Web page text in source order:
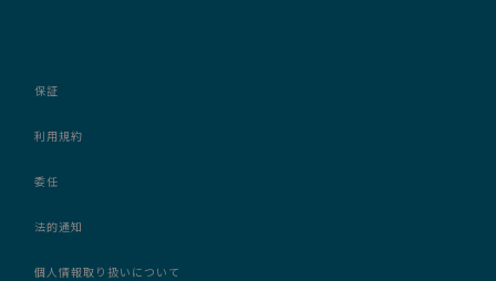
保証
利用規約
委任
法的通知
個人情報取り扱いについて